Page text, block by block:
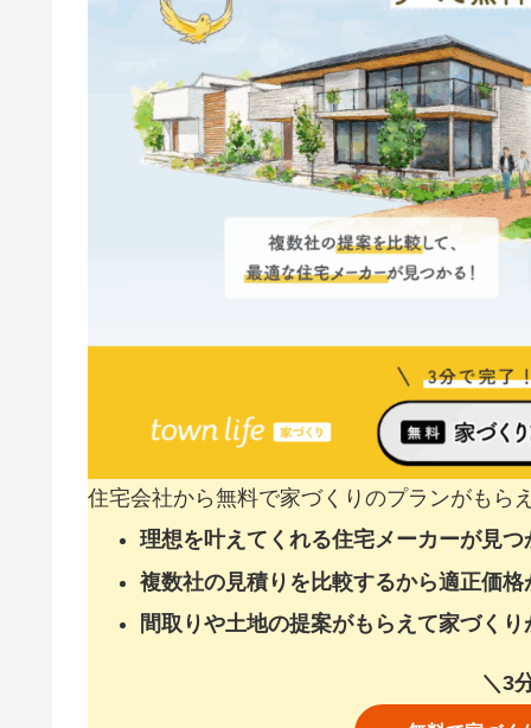
住宅会社から無料で家づくりのプランがもら
理想を叶えてくれる住宅メーカーが見つ
複数社の見積りを比較するから適正価格
間取りや土地の提案がもらえて家づく
＼3